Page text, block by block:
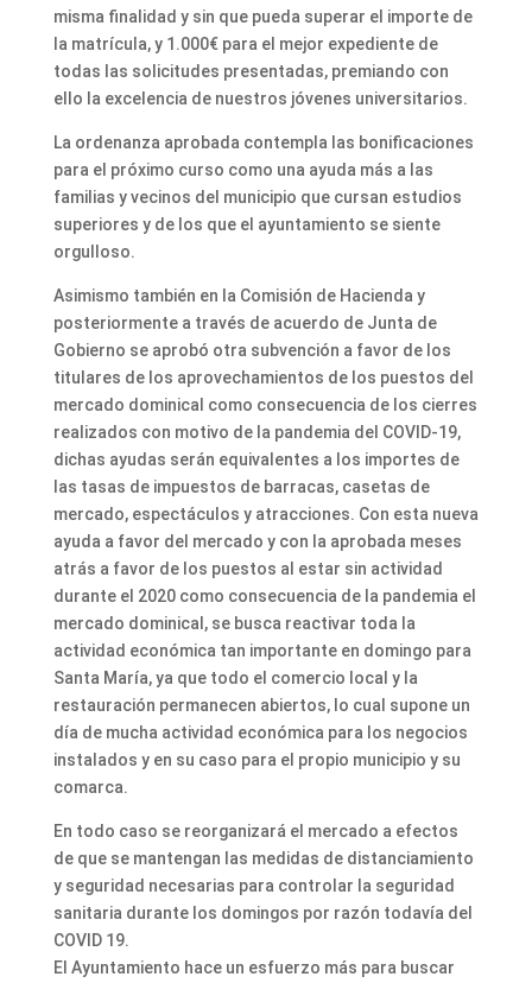
misma finalidad y sin que pueda superar el importe de
la matrícula, y 1.000€ para el mejor expediente de
todas las solicitudes presentadas, premiando con
ello la excelencia de nuestros jóvenes universitarios.
La ordenanza aprobada contempla las bonificaciones
para el próximo curso como una ayuda más a las
familias y vecinos del municipio que cursan estudios
superiores y de los que el ayuntamiento se siente
orgulloso.
Asimismo también en la Comisión de Hacienda y
posteriormente a través de acuerdo de Junta de
Gobierno se aprobó otra subvención a favor de los
titulares de los aprovechamientos de los puestos del
mercado dominical como consecuencia de los cierres
realizados con motivo de la pandemia del COVID-19,
dichas ayudas serán equivalentes a los importes de
las tasas de impuestos de barracas, casetas de
mercado, espectáculos y atracciones. Con esta nueva
ayuda a favor del mercado y con la aprobada meses
atrás a favor de los puestos al estar sin actividad
durante el 2020 como consecuencia de la pandemia el
mercado dominical, se busca reactivar toda la
actividad económica tan importante en domingo para
Santa María, ya que todo el comercio local y la
restauración permanecen abiertos, lo cual supone un
día de mucha actividad económica para los negocios
instalados y en su caso para el propio municipio y su
comarca.
En todo caso se reorganizará el mercado a efectos
de que se mantengan las medidas de distanciamiento
y seguridad necesarias para controlar la seguridad
sanitaria durante los domingos por razón todavía del
COVID 19.
El Ayuntamiento hace un esfuerzo más para buscar